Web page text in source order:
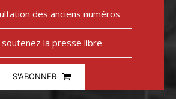
des anciens numéros
soutenez la presse libre
S'ABONNER